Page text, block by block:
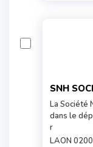
SNH
La Société
dans le
r
LAON